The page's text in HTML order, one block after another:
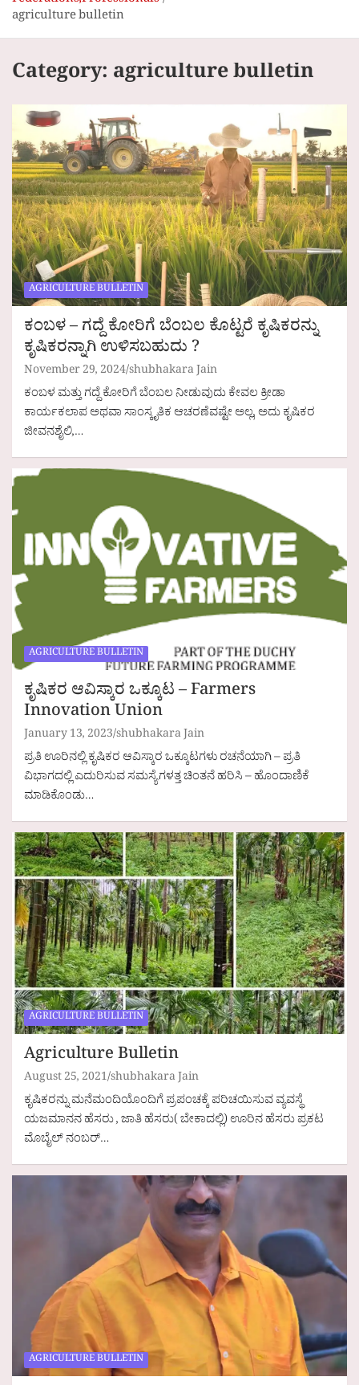
agriculture bulletin
Category: agriculture bulletin
AGRICULTURE BULLETIN
ಕಂಬಳ – ಗದ್ದೆ ಕೋರಿಗೆ ಬೆಂಬಲ ಕೊಟ್ಟರೆ ಕೃಷಿಕರನ್ನು
ಕೃಷಿಕರನ್ನಾಗಿ ಉಳಿಸಬಹುದು ?
November 29, 2024shubhakara Jain
ಕಂಬಳ ಮತ್ತು ಗದ್ದೆ ಕೋರಿಗೆ ಬೆಂಬಲ ನೀಡುವುದು ಕೇವಲ ಕ್ರೀಡಾ
ಕಾರ್ಯಕಲಾಪ ಅಥವಾ ಸಾಂಸ್ಕೃತಿಕ ಆಚರಣೆವಷ್ಟೇ ಅಲ್ಲ, ಅದು ಕೃಷಿಕರ
ಜೀವನಶೈಲಿ,…
AGRICULTURE BULLETIN
ಕೃಷಿಕರ ಆವಿಸ್ಕಾರ ಒಕ್ಕೂಟ – Farmers
Innovation Union
January 13, 2023 shubhakara Jain
ಪ್ರತಿ ಊರಿನಲ್ಲಿ ಕೃಷಿಕರ ಆವಿಸ್ಕಾರ ಒಕ್ಕೂಟಗಳು ರಚನೆಯಾಗಿ – ಪ್ರತಿ
ವಿಭಾಗದಲ್ಲಿ ಎದುರಿಸುವ ಸಮಸ್ಯೆಗಳತ್ತ ಚಿಂತನೆ ಹರಿಸಿ – ಹೊಂದಾಣಿಕೆ
ಮಾಡಿಕೊಂಡು…
AGRICULTURE BULLETIN
Agriculture Bulletin
August 25, 2021 shubhakara Jain
ಕೃಷಿಕರನ್ನು ಮನೆಮಂದಿಯೊಂದಿಗೆ ಪ್ರಪಂಚಕ್ಕೆ ಪರಿಚಯಿಸುವ ವ್ಯವಸ್ಥೆ
ಯಜಮಾನನ ಹೆಸರು , ಜಾತಿ ಹೆಸರು( ಬೇಕಾದಲ್ಲಿ) ಊರಿನ ಹೆಸರು ಪ್ರಕಟ
ಮೊಬೈಲ್ ನಂಬರ್…
AGRICULTURE BULLETIN